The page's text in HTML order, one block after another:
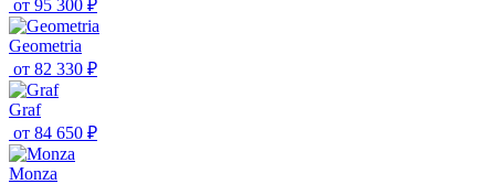
от 95 300 ₽
Geometria
от 82 330 ₽
Graf
от 84 650 ₽
Monza